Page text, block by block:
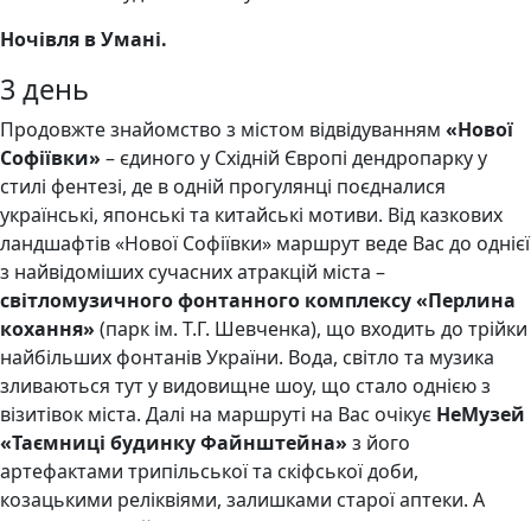
Ночівля в Умані.
3 день
Продовжте знайомство з містом відвідуванням «Нової
Софіївки» – єдиного у Східній Європі дендропарку у
стилі фентезі, де в одній прогулянці поєдналися
українські, японські та китайські мотиви. Від казкових
ландшафтів «Нової Софіївки» маршрут веде Вас до однієї
з найвідоміших сучасних атракцій міста –
світломузичного фонтанного комплексу «Перлина
кохання» (парк ім. Т.Г. Шевченка), що входить до трійки
найбільших фонтанів України. Вода, світло та музика
зливаються тут у видовищне шоу, що стало однією з
візитівок міста. Далі на маршруті на Вас очікує НеМузей
«Таємниці будинку Файнштейна» з його
артефактами трипільської та скіфської доби,
козацькими реліквіями, залишками старої аптеки. А